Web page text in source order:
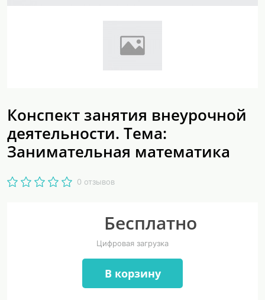
Конспект занятия внеурочной
деятельности. Тема:
Занимательная математика
0 отзывов
Бесплатно
Цифровая загрузка
В корзину